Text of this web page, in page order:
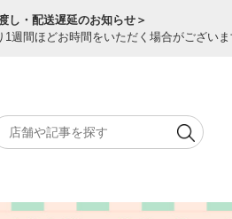
し・配送遅延のお知らせ＞
週間ほどお時間をいただく場合がございま